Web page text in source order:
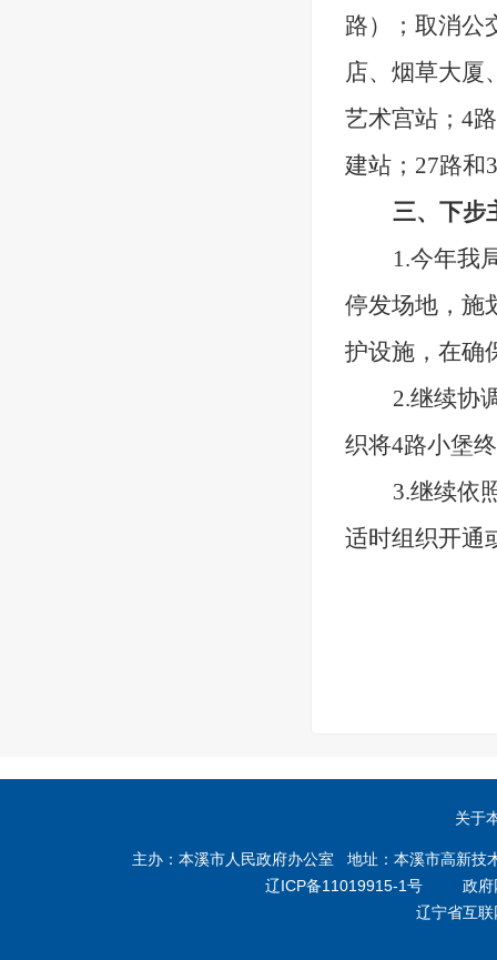
路）；取消公
店、烟草大厦
艺术宫站；4
建站；27路和
三、 下步
1.今年我
停发场地，施
护设施，在确
2.继续协
织将4路小堡
3.继续依
适时组织开通
关于
主办：本溪市人民政府办公室 地址：本溪市高新
辽ICP备11019915-1号 政府
辽宁省互